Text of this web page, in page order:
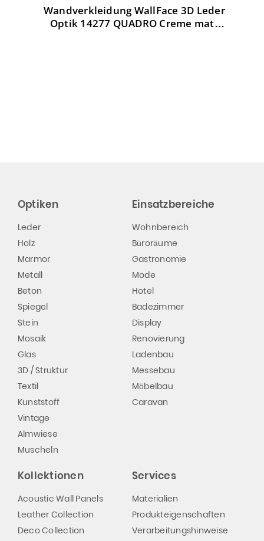
Wandverkleidung WallFace 3D Leder
Optik 14277 QUADRO Creme matt
Optiken
Leder
Holz
Marmor
Metall
Beton
Spiegel
Stein
Mosaik
Glas
3D / Struktur
Textil
Kunststoff
Vintage
Almwiese
Muscheln
Einsatzbereiche
Wohnbereich
Büroräume
Gastronomie
Mode
Hotel
Badezimmer
Display
Renovierung
Ladenbau
Messebau
Möbelbau
Caravan
Kollektionen
Acoustic Wall Panels
Leather Collection
Deco Collection
Services
Materialien
Produkteigenschaften
Verarbeitungshinweise